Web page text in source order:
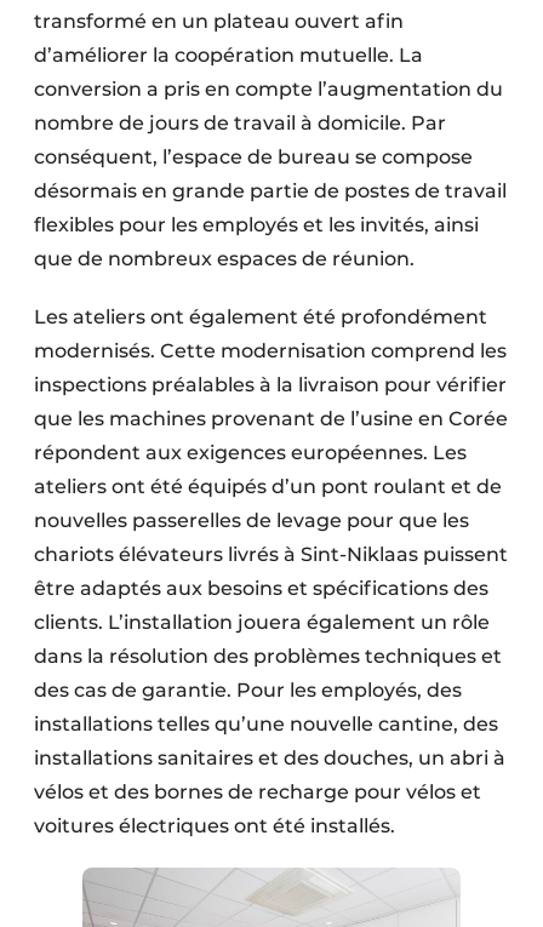
transformé en un plateau ouvert afin
d’améliorer la coopération mutuelle. La
conversion a pris en compte l’augmentation du
nombre de jours de travail à domicile. Par
conséquent, l’espace de bureau se compose
désormais en grande partie de postes de travail
flexibles pour les employés et les invités, ainsi
que de nombreux espaces de réunion.
Les ateliers ont également été profondément
modernisés. Cette modernisation comprend les
inspections préalables à la livraison pour vérifier
que les machines provenant de l’usine en Corée
répondent aux exigences européennes. Les
ateliers ont été équipés d’un pont roulant et de
nouvelles passerelles de levage pour que les
chariots élévateurs livrés à Sint-Niklaas puissent
être adaptés aux besoins et spécifications des
clients. L’installation jouera également un rôle
dans la résolution des problèmes techniques et
des cas de garantie. Pour les employés, des
installations telles qu’une nouvelle cantine, des
installations sanitaires et des douches, un abri à
vélos et des bornes de recharge pour vélos et
voitures électriques ont été installés.